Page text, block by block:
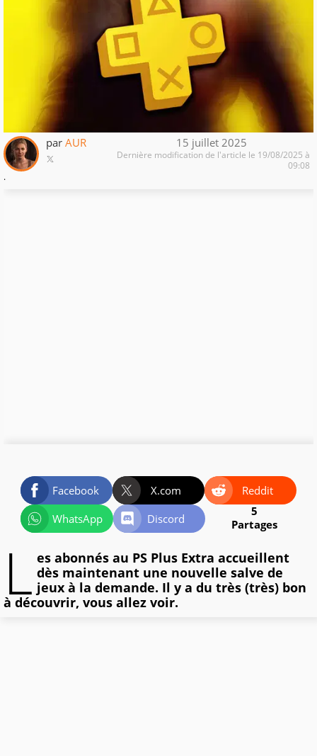
par AUR 15 juillet 2025
Dernière modification de l'article le 19/08/2025 à
09:08
.
Facebook X.com
Reddit
WhatsApp
Discord
5
Partages
L es abonnés au PS Plus Extra accueillent
dès maintenant une nouvelle salve de
jeux à la demande. Il y a du très (très) bon
à découvrir, vous allez voir.